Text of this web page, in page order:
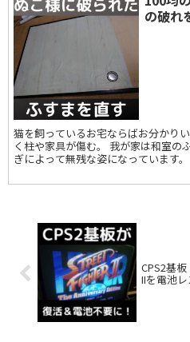
の破れ
猫を飼っているお宅ならばお分かり
く柱や家具が傷む。 我が家は和室の
ぎによって無残な姿になっています
CPS2基
IIを電池